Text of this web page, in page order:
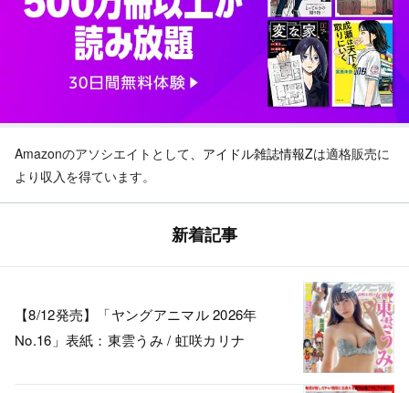
Amazonのアソシエイトとして、 アイドル雑誌情報Zは適格販売に
より収入を得ています。
新着記事
【8/12発売】「ヤングアニマル 2026年
No.16」表紙：東雲うみ / 虹咲カリナ